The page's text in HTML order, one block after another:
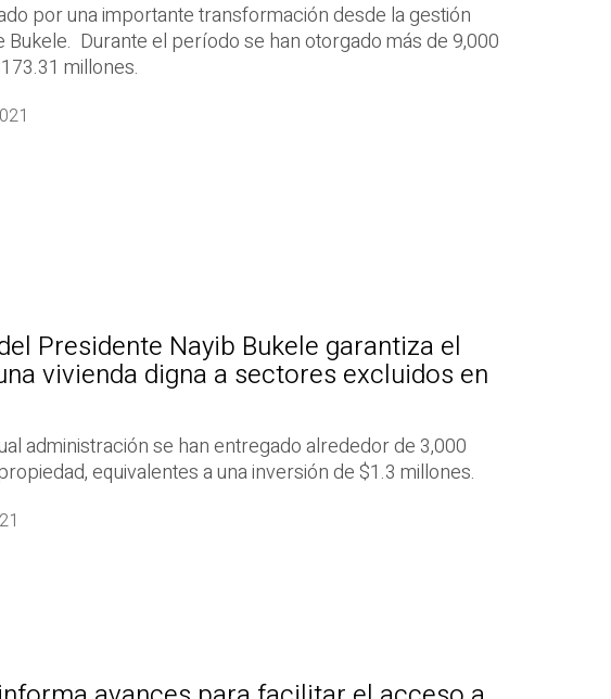
por una importante transformación desde la gestión
Bukele. Durante el período se han otorgado más de 9,000
millones.
Presidente Nayib Bukele garantiza el
vivienda digna a sectores excluidos en
administración se han entregado alrededor de 3,000
equivalentes a una inversión de $1.3 millones.